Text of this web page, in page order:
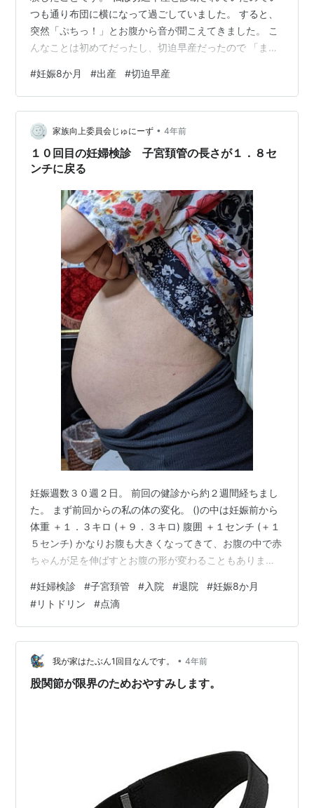
つも通り布団に横になって過ごしていました。 すると、
突然「ぷちっ！」とお腹から音が聞こえてきました。 こ
んなことは初めてだったし、切迫早産だったので 「まさ
ともなければ腹痛もありませんでした。 調べてみると、
その音は「お腹の中で赤ちゃんが指しゃぶりをした音」
だそうです！ お腹の中の指しゃぶりが外まで響いてくる
なんて、どんだけ強い力でしゃぶってるの！？とちょっ
とびっくりしました。 ちなみに私が聞いたのはその１回
だけでした。 その時の私はまだ出産…
#妊娠8か月 #出産 #切迫早産
家族向上委員会じゅにーず • 4年前
１０回目の妊婦検診 子宮頚管の長さが１．８セ
ンチに戻る
妊娠週数３０週２日。 前回の健診から約２週間経ちまし
た。 まず前回からの私の体の変化。 ()の中は妊娠前から
体重 ＋１．３キロ (＋９．３キロ) 腹囲 ＋１センチ (＋１
５センチ) かなりお腹も大きくなってきて、お腹の中で赤
ちゃんが足を伸ばすとお腹の形が変わることもありまし
いると言われたので実家で自宅安静を継続していまし
た。 実家では母の手料理を３食、お菓子も食べていたの
で、２週間で１キロも太ってしまいました。 この頃は体
重増加が止まりませんでした。 さて、検診ではまず赤ち
ゃんの様子から。 赤ちゃんはこのとき約1,500グラム。
順調に育って…
#妊婦検診 #子宮頚管 #入院 #退院 #妊娠8か月
#リトドリン #点滴
我が家はたぶん1回目なんです。 • 4年前
股関節が限界のためおやすみします。